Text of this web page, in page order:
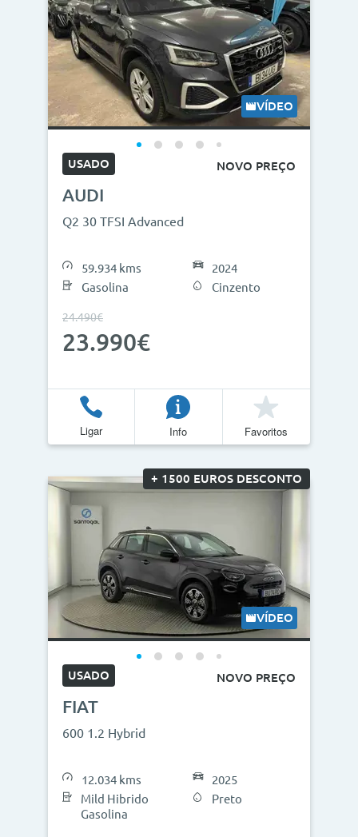
VÍDEO
USADO NOVO PREÇO
AUDI
Q2 30 TFSI Advanced
59.934 kms
Gasolina
2024
Cinzento
24.490€
23.990€
Ligar Info Favoritos
+ 1500 EUROS DESCONTO
VÍDEO
USADO NOVO PREÇO
FIAT
600 1.2 Hybrid
12.034 kms
Mild Hibrido
Gasolina
2025
Preto